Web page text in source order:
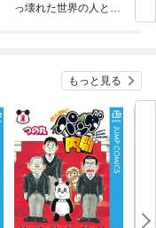
っ壊れた世界の人と人
もっと見る